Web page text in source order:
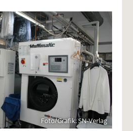
Foto/Grafik: SN-Verlag